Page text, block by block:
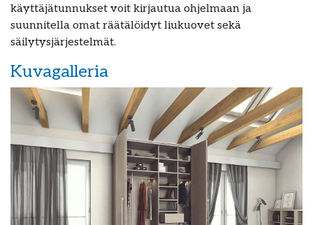
käyttäjätunnukset voit kirjautua ohjelmaan ja
suunnitella omat räätälöidyt liukuovet sekä
säilytysjärjestelmät.
Kuvagalleria